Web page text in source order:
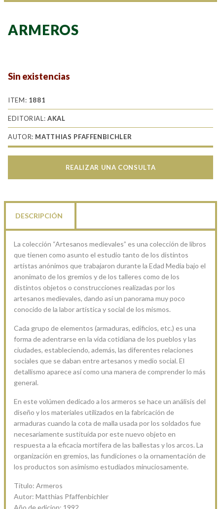
ARMEROS
Sin existencias
ITEM: 1881
EDITORIAL:AKAL
AUTOR: MATTHIAS PFAFFENBICHLER
REALIZAR UNA CONSULTA
DESCRIPCIÓN
La colección “Artesanos medievales” es una colección de libros
que tienen como asunto el estudio tanto de los distintos
artístas anónimos que trabajaron durante la Edad Media bajo el
anonimato de los gremios y de los talleres como de los
distintos objetos o construcciones realizadas por los
artesanos medievales, dando así un panorama muy poco
conocido de la labor artística y social de los mismos.
Cada grupo de elementos (armaduras, edificios, etc.) es una
forma de adentrarse en la vida cotidiana de los pueblos y las
ciudades, estableciendo, además, las diferentes relaciones
sociales que se daban entre artesanos y medio social. El
detallismo aparece así como una manera de comprender lo más
general.
En este volúmen dedicado a los armeros se hace un análisis del
diseño y los materiales utilizados en la fabricación de
armaduras cuando la cota de malla usada por los soldados fue
necesariamente sustituída por este nuevo objeto en
respuesta a la eficacia mortífera de las ballestas y los arcos. La
organización en gremios, las fundiciones o la ornamentación de
los productos son asímismo estudiados minuciosamente.
Título: Armeros
Autor: Matthias Pfaffenbichler
Año de edicion: 1992